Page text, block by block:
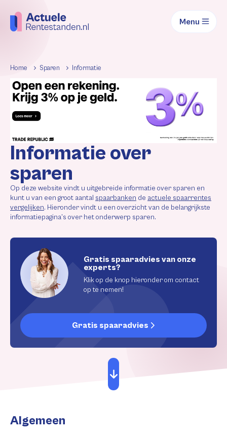
Menu
Home Sparen Informatie
Informatie over
sparen
Op deze website vindt u uitgebreide informatie over sparen en
kunt u van een groot aantal spaarbanken de actuele spaarrentes
vergelijken. Hieronder vindt u een overzicht van de belangrijkste
informatiepagina’s over het onderwerp sparen.
Gratis spaaradvies van onze
experts?
Klik op de knop hieronder om contact
op te nemen!
Gratis spaaradvies
Algemeen